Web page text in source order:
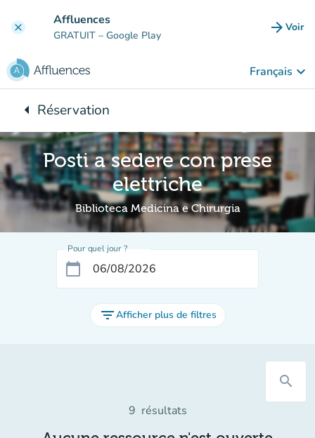
clear Affluences
GRATUIT – Google Play arrow_forward Voir
Français keyboard_arrow_down
arrow_leftRetour à :
Réservation
Posti a sedere con prese
elettriche
Biblioteca Medicina e Chirurgia
Pour quel jour ?
calendar_today
filter_listAfficher plus de filtres
search
9 résultats